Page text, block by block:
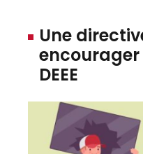
Une
DEEE